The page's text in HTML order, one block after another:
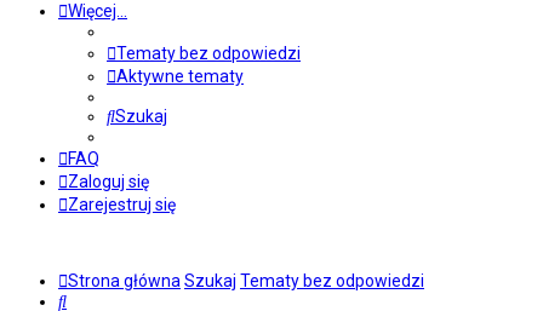
Więcej…
Tematy bez odpowiedzi
Aktywne tematy
Szukaj
FAQ
Zaloguj się
Zarejestruj się
Strona główna Szukaj Tematy bez odpowiedzi
Szukaj